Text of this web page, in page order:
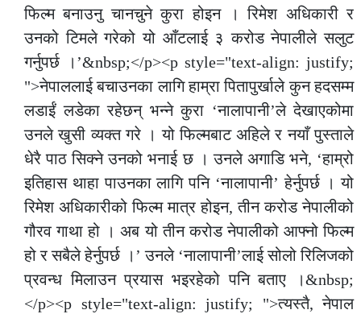
फिल्म बनाउनु चानचुने कुरा होइन । रिमेश अधिकारी र
उनको टिमले गरेको यो आँटलाई ३ करोड नेपालीले सलुट
गर्नुपर्छ ।’&nbsp;</p><p style="text-align: justify;
">नेपाललाई बचाउनका लागि हाम्रा पितापुर्खाले कुन हदसम्म
लडाईं लडेका रहेछन् भन्ने कुरा ‘नालापानी’ले देखाएकोमा
उनले खुसी व्यक्त गरे । यो फिल्मबाट अहिले र नयाँ पुस्ताले
धेरै पाठ सिक्ने उनको भनाई छ । उनले अगाडि भने, ‘हाम्रो
इतिहास थाहा पाउनका लागि पनि ‘नालापानी’ हेर्नुपर्छ । यो
रिमेश अधिकारीको फिल्म मात्र होइन, तीन करोड नेपालीको
गौरव गाथा हो । अब यो तीन करोड नेपालीको आफ्नो फिल्म
हो र सबैले हेर्नुपर्छ ।’ उनले ‘नालापानी’लाई सोलो रिलिजको
प्रवन्ध मिलाउन प्रयास भइरहेको पनि बताए ।&nbsp;
</p><p style="text-align: justify; ">त्यस्तै, नेपाल